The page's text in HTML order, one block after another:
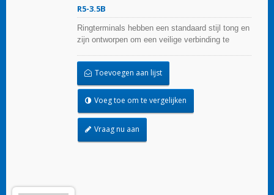
R5-3.5B
Ringterminals hebben een standaard stijl tong en
zijn ontworpen om een veilige verbinding te
Toevoegen aan lijst
Voeg toe om te vergelijken
Vraag nu aan